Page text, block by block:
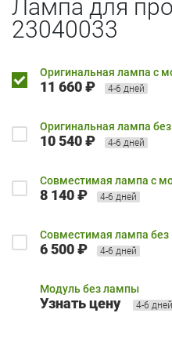
Лампа для
23040033
Оригинальная лампа с
11 660 ₽ 4-6 дней
Оригинальная лампа
10 540 ₽ 4-6 дней
Совместимая лампа с
8 140 ₽ 4-6 дней
Совместимая лампа без
6 500 ₽ 4-6 дней
Модуль без лампы
Узнать цену 4-6 дней